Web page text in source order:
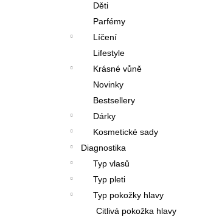
Děti
Parfémy
Líčení
Lifestyle
Krásné vůně
Novinky
Bestsellery
Dárky
Kosmetické sady
Diagnostika
Typ vlasů
Typ pleti
Typ pokožky hlavy
Citlivá pokožka hlavy